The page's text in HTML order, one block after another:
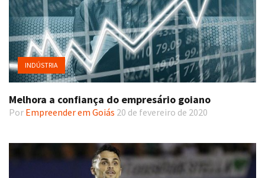
INDÚSTRIA
Melhora a confiança do empresário goiano
Por Empreender em Goiás 20 de fevereiro de 2020